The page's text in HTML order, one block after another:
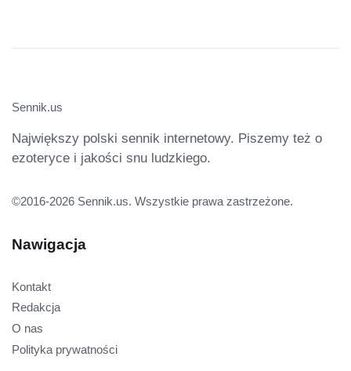
Sennik.us
Największy polski sennik internetowy. Piszemy też o
ezoteryce i jakości snu ludzkiego.
©2016-2026 Sennik.us. Wszystkie prawa zastrzeżone.
Nawigacja
Kontakt
Redakcja
O nas
Polityka prywatności